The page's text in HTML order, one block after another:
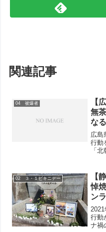
関連記事
04 被爆者
【
無
な
う
で
止
広島
行動
「
と
には
02 ３・１ビキニデー
【
悼
ン
行動
ナ禍